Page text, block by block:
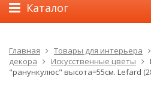
Каталог
Главная Товары для интерьера
декора
Искусственные цветы
"ранункулюс" высота=55см. Lefard